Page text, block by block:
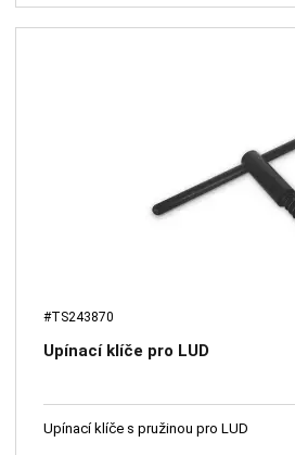
#TS243870
Upínací klíče pro LUD
Upínací klíče s pružinou pro LUD